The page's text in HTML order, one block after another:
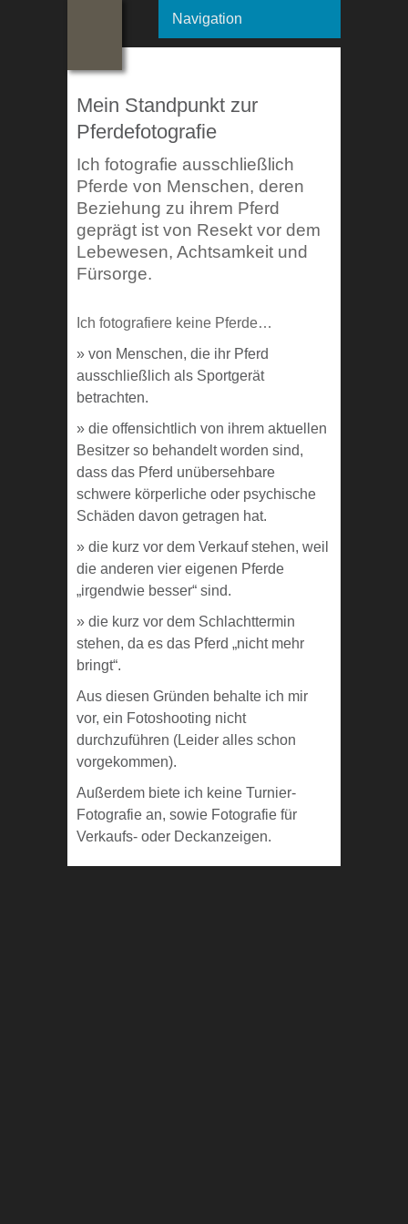
Navigation
Mein Standpunkt zur
Pferdefotografie
Ich fotografie ausschließlich
Pferde von Menschen, deren
Beziehung zu ihrem Pferd
geprägt ist von Resekt vor dem
Lebewesen, Achtsamkeit und
Fürsorge.
Ich fotografiere keine Pferde…
» von Menschen, die ihr Pferd
ausschließlich als Sportgerät
betrachten.
» die offensichtlich von ihrem aktuellen
Besitzer so behandelt worden sind,
dass das Pferd unübersehbare
schwere körperliche oder psychische
Schäden davon getragen hat.
» die kurz vor dem Verkauf stehen, weil
die anderen vier eigenen Pferde
„irgendwie besser“ sind.
» die kurz vor dem Schlachttermin
stehen, da es das Pferd „nicht mehr
bringt“.
Aus diesen Gründen behalte ich mir
vor, ein Fotoshooting nicht
durchzuführen (Leider alles schon
vorgekommen).
Außerdem biete ich keine Turnier-
Fotografie an, sowie Fotografie für
Verkaufs- oder Deckanzeigen.